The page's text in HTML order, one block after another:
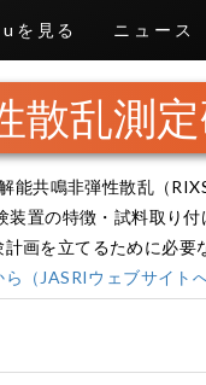
を見る ニュース
散乱測
共鳴非弾性散乱（
置の特徴・試料取り
画を立てるために必
ら（JASRIウェブサイト